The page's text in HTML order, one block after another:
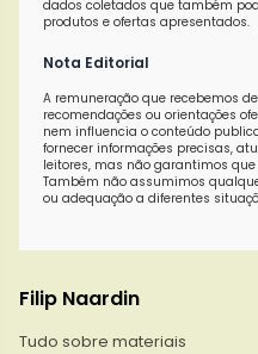
dados coletados que também
produtos e ofertas apresentados.
Nota Editorial
A remuneração que recebemos
recomendações ou orientações
nem influencia o conteúdo
fornecer informações precisas,
leitores, mas não garantimos
Também não assumimos
ou adequação a diferentes
Filip Naardin
Tudo sobre materiais